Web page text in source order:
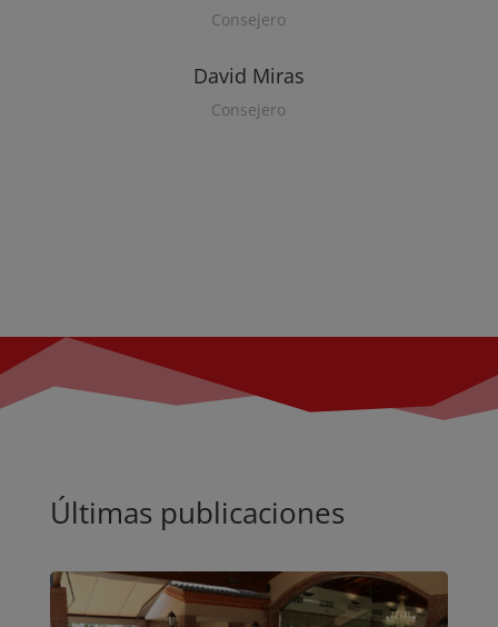
Consejero
David Miras
Consejero
Últimas publicaciones